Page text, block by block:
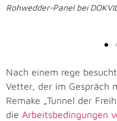
Rohwedder-Panel bei
Nach einem rege
Vetter, der im Gespräch
Remake „Tunnel der
die Arbeitsbedingungen